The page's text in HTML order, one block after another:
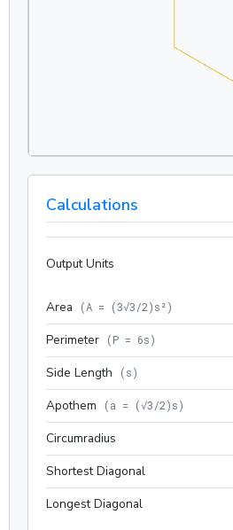
Calculations
Output Units
Area (A = (3√3/2)s²)
Perimeter (P = 6s)
Side Length (s)
Apothem (a = (√3/2)s)
Circumradius
Shortest Diagonal
Longest Diagonal